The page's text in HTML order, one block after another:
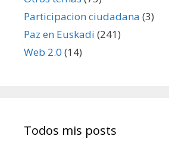
Participacion ciudadana (3)
Paz en Euskadi (241)
Web 2.0 (14)
Todos mis posts